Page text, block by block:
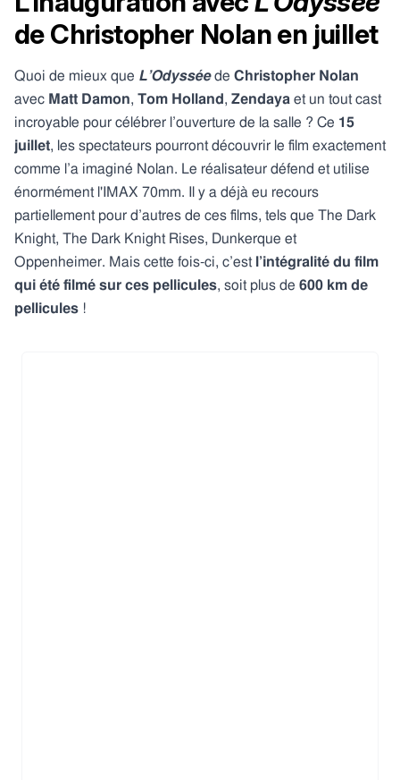
de Christopher Nolan en juillet
Quoi de mieux que L’Odysséede Christopher Nolan
avec Matt Damon, Tom Holland , Zendaya et un tout cast
incroyable pour célébrer l’ouverture de la salle ? Ce 15
juillet, les spectateurs pourront découvrir le film exactement
comme l’a imaginé Nolan. Le réalisateur défend et utilise
énormément l'IMAX 70mm. Il y a déjà eu recours
partiellement pour d’autres de ces films, tels que The Dark
Knight, The Dark Knight Rises, Dunkerque et
Oppenheimer. Mais cette fois-ci, c’est l’intégralité du film
qui été filmé sur ces pellicules, soit plus de 600 km de
pellicules !